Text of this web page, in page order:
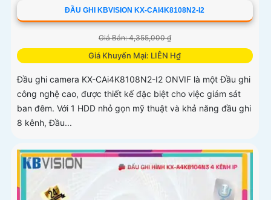
ĐẦU GHI KBVISION KX-CAI4K8108N2-I2
Giá Bán: 4,355,000 ₫
Giá Khuyến Mại: LIÊN H₫
Đầu ghi camera KX-CAi4K8108N2-I2 ONVIF là một Đầu ghi
công nghệ cao, được thiết kế đặc biệt cho việc giám sát
ban đêm. Với 1 HDD nhỏ gọn mỹ thuật và khả năng đầu ghi
8 kênh, Đầu...